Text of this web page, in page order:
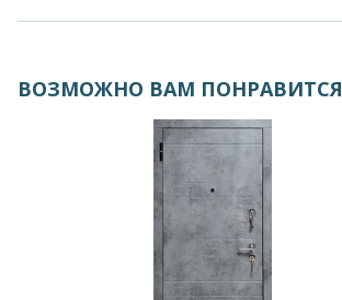
ВОЗМОЖНО ВАМ ПОНРАВИТСЯ